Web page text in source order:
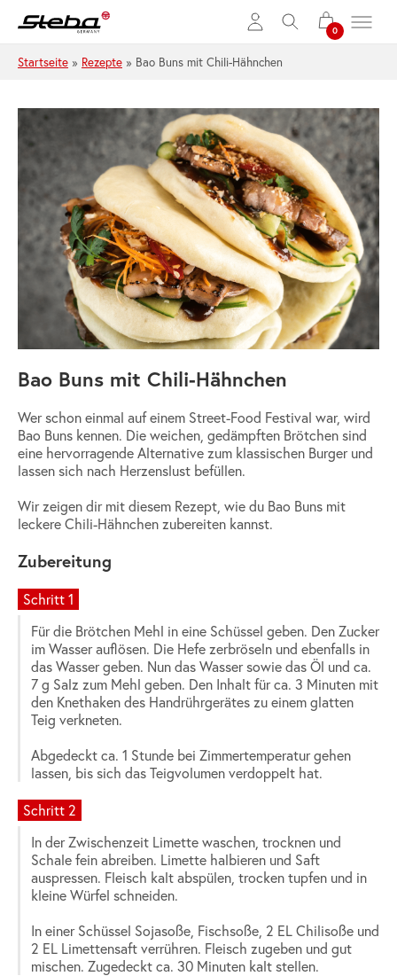
Zum Hauptinhalt springen
Startseite » Rezepte » Bao Buns mit Chili-Hähnchen
Bao Buns mit Chili-Hähnchen
Wer schon einmal auf einem Street-Food Festival war, wird
Bao Buns kennen. Die weichen, gedämpften Brötchen sind
eine hervorragende Alternative zum klassischen Burger und
lassen sich nach Herzenslust befüllen.
Wir zeigen dir mit diesem Rezept, wie du Bao Buns mit
leckere Chili-Hähnchen zubereiten kannst.
Zubereitung
Schritt 1
Für die Brötchen Mehl in eine Schüssel geben. Den Zucker
im Wasser auflösen. Die Hefe zerbröseln und ebenfalls in
das Wasser geben. Nun das Wasser sowie das Öl und ca.
7 g Salz zum Mehl geben. Den Inhalt für ca. 3 Minuten mit
den Knethaken des Handrührgerätes zu einem glatten
Teig verkneten.
Abgedeckt ca. 1 Stunde bei Zimmertemperatur gehen
lassen, bis sich das Teigvolumen verdoppelt hat.
Schritt 2
In der Zwischenzeit Limette waschen, trocknen und
Schale fein abreiben. Limette halbieren und Saft
auspressen. Fleisch kalt abspülen, trocken tupfen und in
kleine Würfel schneiden.
In einer Schüssel Sojasoße, Fischsoße, 2 EL Chilisoße und
2 EL Limettensaft verrühren. Fleisch zugeben und gut
mischen. Zugedeckt ca. 30 Minuten kalt stellen.